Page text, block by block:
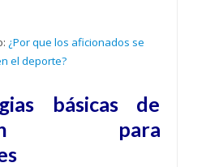
¿Por que los aficionados se
el deporte?
básicas de
para